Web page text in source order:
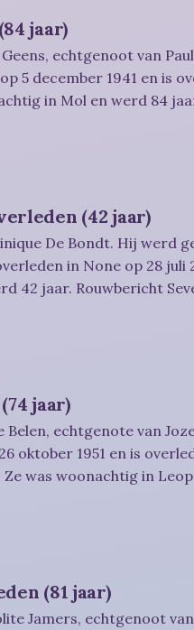
jaar)
echtgenoot van
5 december 1941 en is
Mol en werd 84 jaar.
(42 jaar)
De Bondt. Hij werd
in None op 28 juli
Severens: We
tijdens een intieme
jaar)
Belen, echtgenote van
oktober 1951 en is
was woonachtig in
(81 jaar)
Jamers, echtgenoot